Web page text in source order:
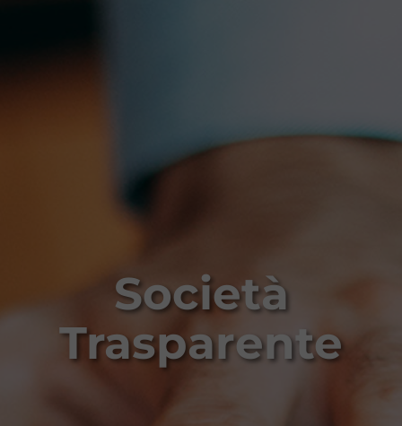
Società
Trasparente